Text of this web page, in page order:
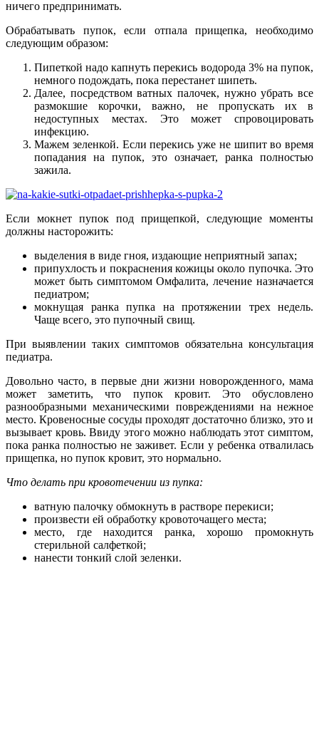
ничего предпринимать.
Обрабатывать пупок, если отпала прищепка, необходимо
следующим образом:
Пипеткой надо капнуть перекись водорода 3% на пупок,
немного подождать, пока перестанет шипеть.
Далее, посредством ватных палочек, нужно убрать все
размокшие корочки, важно, не пропускать их в
недоступных местах. Это может спровоцировать
инфекцию.
Мажем зеленкой. Если перекись уже не шипит во время
попадания на пупок, это означает, ранка полностью
зажила.
Если мокнет пупок под прищепкой, следующие моменты
должны насторожить:
выделения в виде гноя, издающие неприятный запах;
припухлость и покраснения кожицы около пупочка. Это
может быть симптомом Омфалита, лечение назначается
педиатром;
мокнущая ранка пупка на протяжении трех недель.
Чаще всего, это пупочный свищ.
При выявлении таких симптомов обязательна консультация
педиатра.
Довольно часто, в первые дни жизни новорожденного, мама
может заметить, что пупок кровит. Это обусловлено
разнообразными механическими повреждениями на нежное
место. Кровеносные сосуды проходят достаточно близко, это и
вызывает кровь. Ввиду этого можно наблюдать этот симптом,
пока ранка полностью не заживет. Если у ребенка отвалилась
прищепка, но пупок кровит, это нормально.
Что делать при кровотечении из пупка:
ватную палочку обмокнуть в растворе перекиси;
произвести ей обработку кровоточащего места;
место, где находится ранка, хорошо промокнуть
стерильной салфеткой;
нанести тонкий слой зеленки.